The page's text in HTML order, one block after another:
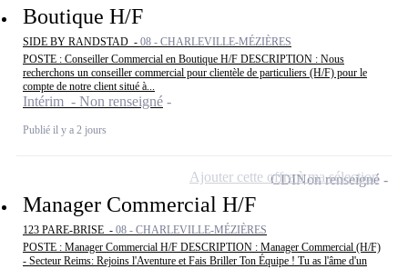
Boutique H/F
SIDE BY RANDSTAD - 08 - CHARLEVILLE-MÉZIÈRES
POSTE : Conseiller Commercial en Boutique H/F DESCRIPTION : Nous
recherchons un conseiller commercial pour clientèle de particuliers (H/F) pour le
compte de notre client situé à...
Intérim - Non renseigné
Publié il y a 2 jours
Manager Commercial H/F
123 PARE-BRISE - 08 - CHARLEVILLE-MÉZIÈRES
POSTE : Manager Commercial H/F DESCRIPTION : Manager Commercial (H/F)
- Secteur Reims: Rejoins l'Aventure et Fais Briller Ton Équipe ! Tu as l'âme d'un
CDINon renseigné
Ajouter cette offre à ma sélection